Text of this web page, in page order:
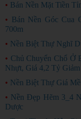
• Bán Nền Mặt Tiền
• Bán Nền Góc Cua
700m
• Nền Biệt Thự Nghĩ
• Chủ Chuyển Chổ Ở
Nhựt, Giá 4,2 Tỷ
• Nền Biệt Thự Giá
• Nền Đẹp Hẽm 3_4
Dược